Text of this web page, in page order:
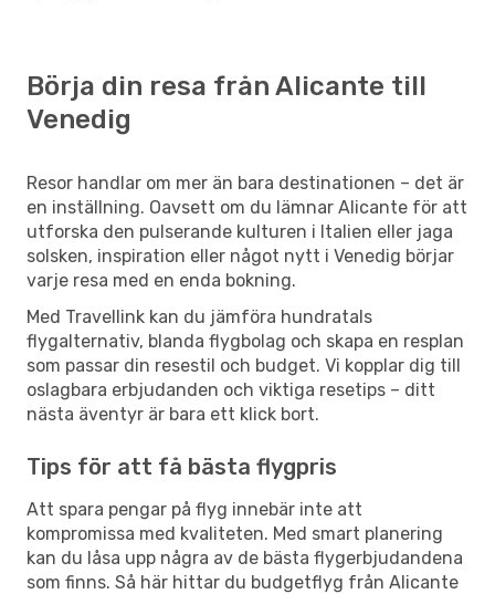
Börja din resa från Alicante till
Venedig
Resor handlar om mer än bara destinationen – det är
en inställning. Oavsett om du lämnar Alicante för att
utforska den pulserande kulturen i Italien eller jaga
solsken, inspiration eller något nytt i Venedig börjar
varje resa med en enda bokning.
Med Travellink kan du jämföra hundratals
flygalternativ, blanda flygbolag och skapa en resplan
som passar din resestil och budget. Vi kopplar dig till
oslagbara erbjudanden och viktiga resetips – ditt
nästa äventyr är bara ett klick bort.
Tips för att få bästa flygpris
Att spara pengar på flyg innebär inte att
kompromissa med kvaliteten. Med smart planering
kan du låsa upp några av de bästa flygerbjudandena
som finns. Så här hittar du budgetflyg från Alicante